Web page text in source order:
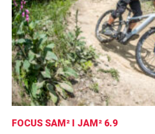
FOCUS SAM² I JAM² 6.9